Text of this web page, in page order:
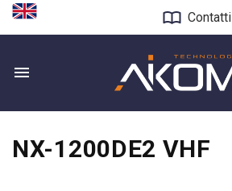
Contatti
NX-1200DE2 VHF